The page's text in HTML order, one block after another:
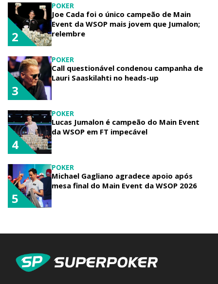
POKER
Joe Cada foi o único campeão de Main
Event da WSOP mais jovem que Jumalon;
relembre
2
POKER
Call questionável condenou campanha de
Lauri Saaskilahti no heads-up
3
POKER
Lucas Jumalon é campeão do Main Event
da WSOP em FT impecável
4
POKER
Michael Gagliano agradece apoio após
mesa final do Main Event da WSOP 2026
5